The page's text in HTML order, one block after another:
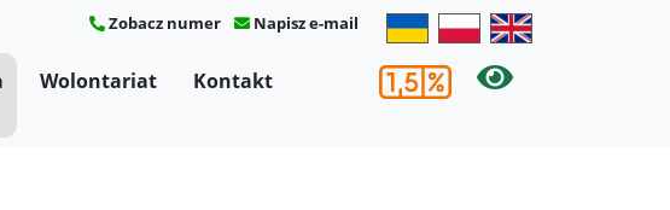
Zobacz numer Napisz e-mail
Wolontariat Kontakt